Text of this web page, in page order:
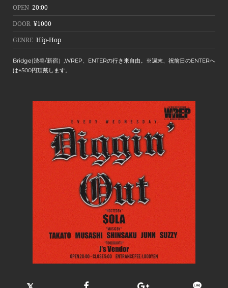
OPEN 20:00
DOOR ¥1000
GENRE Hip-Hop
Bridge(渋谷/新宿）,WREP、ENTERの行き来自由。※週末、祝前日のENTERへ
は+500円頂戴します。